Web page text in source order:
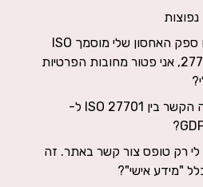
אם ספק האחסון שלי מוסמך ISO
27701, אני פטור מחובות הפרטיות
מה הקשר בין ISO 27701 ל-
לי רק טופס צור קשר באתר. זה
"מידע אישי"?